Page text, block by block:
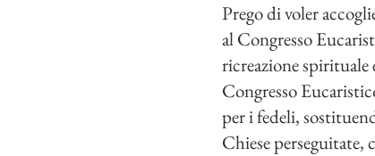
Prego di voler
al Congresso
ricreazione
Congresso
per i fedeli,
Chiese